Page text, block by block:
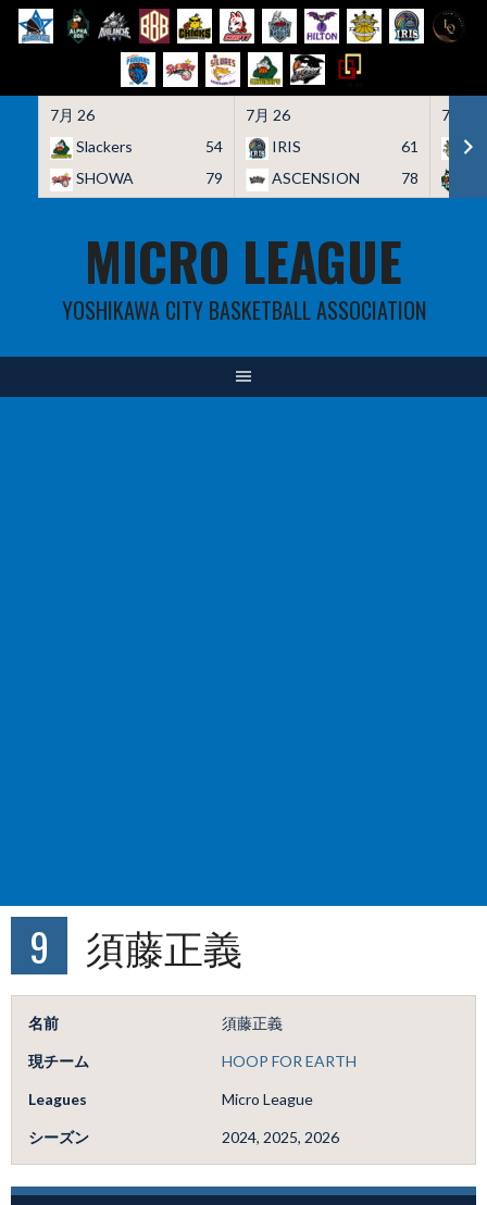
7月 26
Slackers
54
SHOWA
79
7月 26
IRIS
61
ASCENSION
78
7月 26
MICRO LEAGUE
YOSHIKAWA CITY BASKETBALL ASSOCIATION
9 須藤正義
名前 須藤正義
現チーム HOOP FOR EARTH
Leagues Micro League
シーズン 2024, 2025, 2026